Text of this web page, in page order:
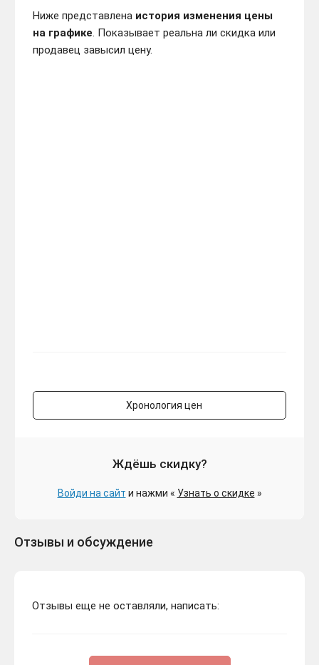
Ниже представлена история изменения цены
на графике. Показывает реальна ли скидка или
продавец завысил цену.
Хронология цен
Ждёшь скидку?
Войди на сайт и нажми « Узнать о скидке »
Отзывы и обсуждение
Отзывы еще не оставляли, написать: